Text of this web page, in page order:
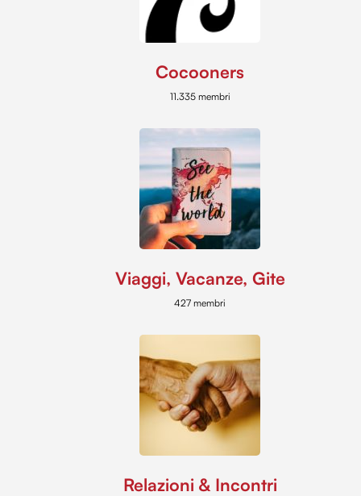
Cocooners
11.335 membri
Viaggi, Vacanze, Gite
427 membri
Relazioni & Incontri